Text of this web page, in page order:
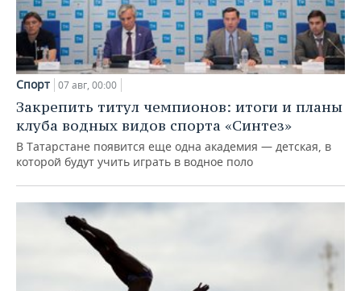
Спорт 07 авг, 00:00
Закрепить титул чемпионов: итоги и планы
клуба водных видов спорта «Синтез»
В Татарстане появится еще одна академия — детская, в
которой будут учить играть в водное поло